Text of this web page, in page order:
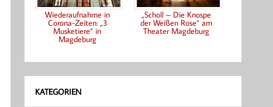
Wiederaufnahme in
Corona-Zeiten: „3
Musketiere“ in
Magdeburg
„Scholl – Die Knospe
der Weißen Rose“ am
Theater Magdeburg
KATEGORIEN